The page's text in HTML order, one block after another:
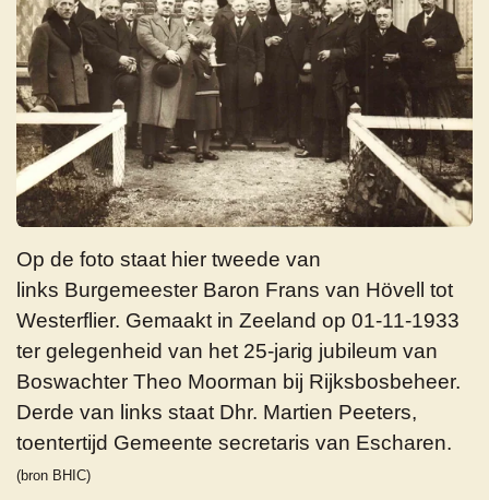
Op de foto staat hier tweede van
links Burgemeester Baron Frans van Hövell tot
Westerflier. Gemaakt in Zeeland op 01-11-1933
ter gelegenheid van het 25-jarig jubileum van
Boswachter Theo Moorman bij Rijksbosbeheer.
Derde van links staat Dhr. Martien Peeters,
toentertijd Gemeente secretaris van Escharen.
(bron BHIC)